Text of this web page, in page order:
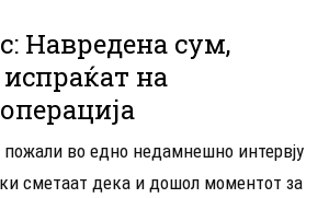
Навредена сум,
на
во едно недамнешно интервју
сметаат дека и дошол моментот за